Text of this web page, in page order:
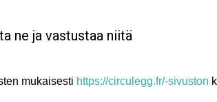
ne ja vastustaa niitä
mukaisesti https://circulegg.fr/-sivuston